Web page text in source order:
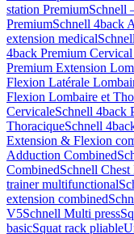
station PremiumSchnell
PremiumSchnell 4back
extension medical
4back Premium
Premium Extension
Flexion Latérale
Flexion Lombaire et
CervicaleSchnell 4back
ThoraciqueSchnell
Extension & Flexion
Adduction Combined
CombinedSchnell
trainer multifunctional
extension combined
V5Schnell Multi press
basicSquat rack pliable